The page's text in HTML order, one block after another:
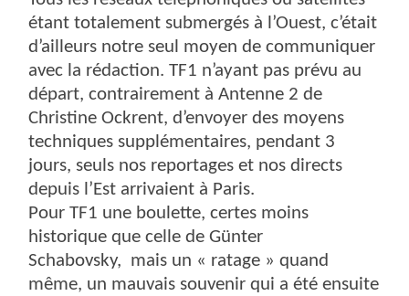
étant totalement submergés à l’Ouest, c’était
d’ailleurs notre seul moyen de communiquer
avec la rédaction. TF1 n’ayant pas prévu au
départ, contrairement à Antenne 2 de
Christine Ockrent, d’envoyer des moyens
techniques supplémentaires, pendant 3
jours, seuls nos reportages et nos directs
depuis l’Est arrivaient à Paris.
Pour TF1 une boulette, certes moins
historique que celle de Günter
Schabovsky, mais un « ratage » quand
même, un mauvais souvenir qui a été ensuite